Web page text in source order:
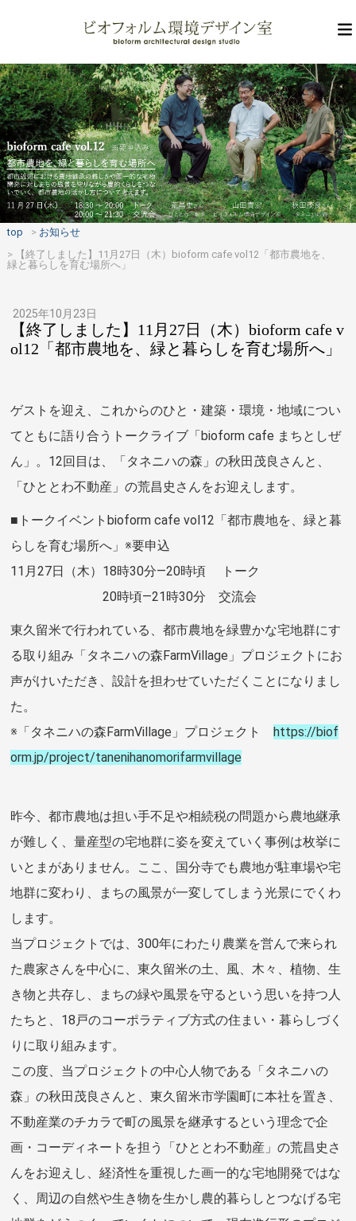
top
お知らせ
【終了しました】11月27日（木）bioform cafe vol12「都市農地を、
緑と暮らしを育む場所へ」
2025年10月23日
【終了しました】11月27日（木）bioform cafe v
ol12「都市農地を、緑と暮らしを育む場所へ」
ゲストを迎え、これからのひと・建築・環境・地域につい
てともに語り合うトークライブ「bioform cafe まちとしぜ
ん」。12回目は、「タネニハの森」の秋田茂良さんと、
「ひととわ不動産」の荒昌史さんをお迎えします。
■トークイベントbioform cafe vol12「都市農地を、緑と暮
らしを育む場所へ」※要申込
11月27日（木）18時30分―20時頃 トーク
20時頃―21時30分 交流会
東久留米で行われている、都市農地を緑豊かな宅地群にす
る取り組み「タネニハの森FarmVillage」プロジェクトにお
声がけいただき、設計を担わせていただくことになりまし
た。
※「タネニハの森FarmVillage」プロジェクトhttps://biof
orm.jp/project/tanenihanomorifarmvillage
昨今、都市農地は担い手不足や相続税の問題から農地継承
が難しく、量産型の宅地群に姿を変えていく事例は枚挙に
いとまがありません。ここ、国分寺でも農地が駐車場や宅
地群に変わり、まちの風景が一変してしまう光景にでくわ
します。
当プロジェクトでは、300年にわたり農業を営んで来られ
た農家さんを中心に、東久留米の土、風、木々、植物、生
き物と共存し、まちの緑や風景を守るという思いを持つ人
たちと、18戸のコーポラティブ方式の住まい・暮らしづく
りに取り組みます。
この度、当プロジェクトの中心人物である「タネニハの
森」の秋田茂良さんと、東久留米市学園町に本社を置き、
不動産業のチカラで町の風景を継承するという理念で企
画・コーディネートを担う「ひととわ不動産」の荒昌史さ
んをお迎えし、経済性を重視した画一的な宅地開発ではな
く、周辺の自然や生き物を生かし農的暮らしとつなげる宅